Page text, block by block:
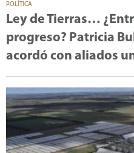
POLÍTICA
Ley de Tierras…
progreso? Patricia
acordó con aliados